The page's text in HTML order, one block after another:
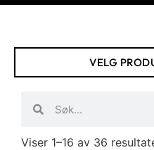
VELG
Viser 1–16 av 36